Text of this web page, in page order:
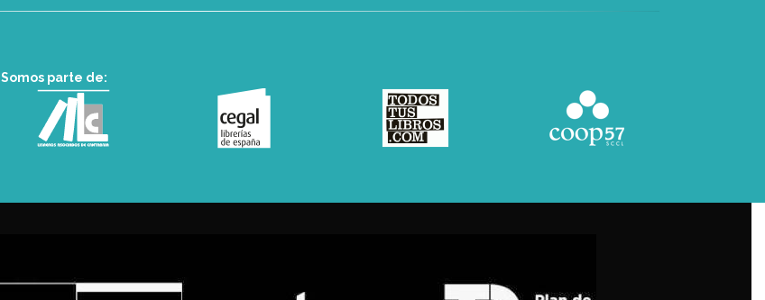
Somos parte de: